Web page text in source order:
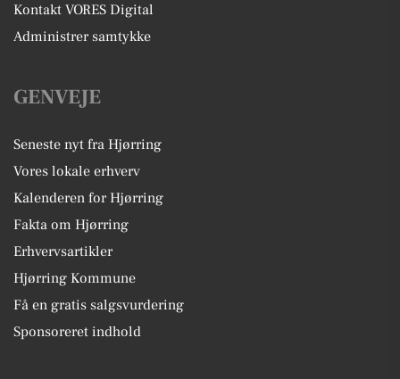
Kontakt VORES Digital
Administrer samtykke
GENVEJE
Seneste nyt fra Hjørring
Vores lokale erhverv
Kalenderen for Hjørring
Fakta om Hjørring
Erhvervsartikler
Hjørring Kommune
Få en gratis salgsvurdering
Sponsoreret indhold